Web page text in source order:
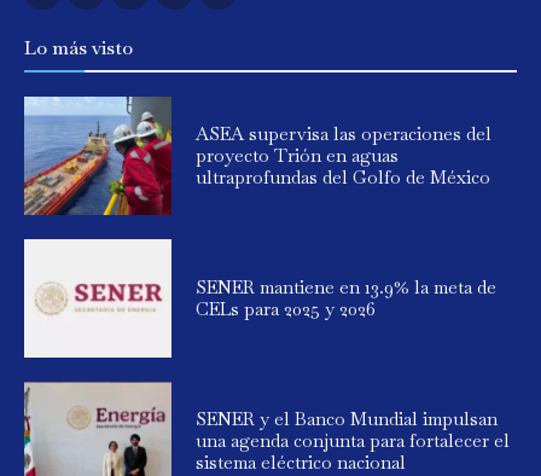
Lo más visto
ASEA supervisa las operaciones del
proyecto Trión en aguas
ultraprofundas del Golfo de México
SENER mantiene en 13.9% la meta de
CELs para 2025 y 2026
SENER y el Banco Mundial impulsan
una agenda conjunta para fortalecer el
sistema eléctrico nacional